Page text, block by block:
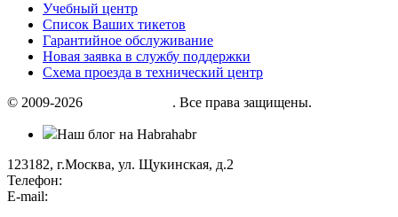
Учебный центр
Список Ваших тикетов
Гарантийное обслуживание
Новая заявка в службу поддержки
Схема проезда в технический центр
© 2009-2026
. Все права защищены.
Наш блог на Habrahabr
123182, г.Москва, ул. Щукинская, д.2
Телефон:
E-mail: